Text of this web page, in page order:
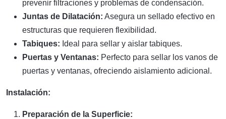
prevenir filtraciones y problemas de condensación.
Juntas de Dilatación: Asegura un sellado efectivo en
estructuras que requieren flexibilidad.
Tabiques: Ideal para sellar y aislar tabiques.
Puertas y Ventanas: Perfecto para sellar los vanos de
puertas y ventanas, ofreciendo aislamiento adicional.
Instalación:
Preparación de la Superficie: